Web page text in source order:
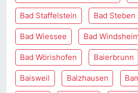
Bad Staffelstein Bad Steben
Bad Wiessee Bad
Bad Wörishofen Baierbrunn
Baisweil Balzhausen